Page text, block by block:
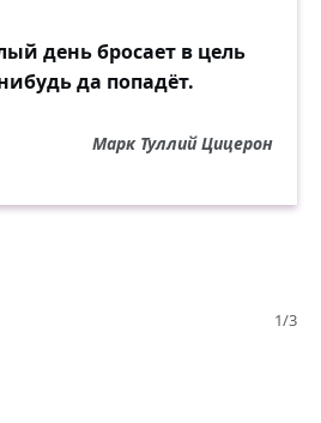
день бросает в цель
да попадёт.
Марк Туллий Цицерон
1/3